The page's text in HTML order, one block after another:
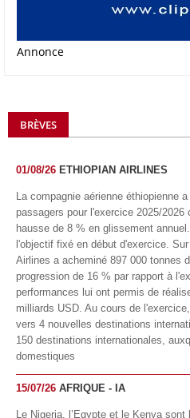
Annonce
BRÈVES
01/08/26 ETHIOPIAN AIRLINES
La compagnie aérienne éthiopienne
passagers pour l'exercice 2025/
hausse de 8 % en glissement
l'objectif fixé en début d'exercice.
Airlines a acheminé 897 000 tonnes
progression de 16 % par rapport à
performances lui ont permis de
milliards USD. Au cours de
vers 4 nouvelles destinations
150 destinations internationales,
domestiques
15/07/26 AFRIQUE - IA
Le Nigeria, l’Egypte et le Kenya